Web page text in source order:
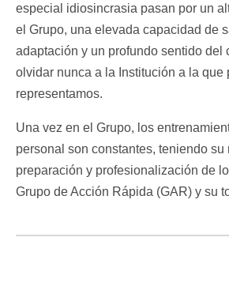
especial idiosincrasia pasan por un
el Grupo, una elevada capacidad de
adaptación y un profundo sentido del
olvidar nunca a la Institución a la que
representamos.
Una vez en el Grupo, los
personal son constantes, teniendo su
preparación y profesionalización de
Grupo de Acción Rápida (GAR) y su